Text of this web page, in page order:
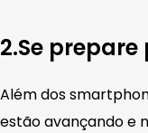
2.Se
Além dos
estão avançando e